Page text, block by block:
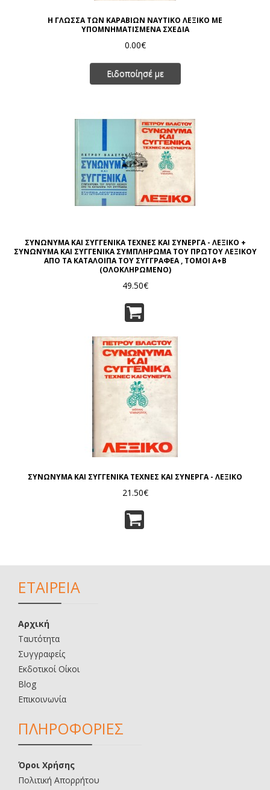
Η ΓΛΩΣΣΑ ΤΩΝ ΚΑΡΑΒΙΩΝ ΝΑΥΤΙΚΟ ΛΕΞΙΚΟ ΜΕ
ΥΠΟΜΝΗΜΑΤΙΣΜΕΝΑ ΣΧΕΔΙΑ
0.00€
Ειδοποίησέ με
ΣΥΝΩΝΥΜΑ ΚΑΙ ΣΥΓΓΕΝΙΚΑ ΤΕΧΝΕΣ ΚΑΙ ΣΥΝΕΡΓΑ - ΛΕΞΙΚΟ +
ΣΥΝΩΝΥΜΑ ΚΑΙ ΣΥΓΓΕΝΙΚΑ ΣΥΜΠΛΗΡΩΜΑ ΤΟΥ ΠΡΩΤΟΥ ΛΕΞΙΚΟΥ
ΑΠΟ ΤΑ ΚΑΤΑΛΟΙΠΑ ΤΟΥ ΣΥΓΓΡΑΦΕΑ , ΤΟΜΟΙ Α+Β
(ΟΛΟΚΛΗΡΩΜΕΝΟ)
49.50€
ΣΥΝΩΝΥΜΑ ΚΑΙ ΣΥΓΓΕΝΙΚΑ ΤΕΧΝΕΣ ΚΑΙ ΣΥΝΕΡΓΑ - ΛΕΞΙΚΟ
21.50€
ΕΤΑΙΡΕΙΑ
Αρχική
Ταυτότητα
Συγγραφείς
Εκδοτικοί Οίκοι
Blog
Επικοινωνία
ΠΛΗΡΟΦΟΡΙΕΣ
Όροι Χρήσης
Πολιτική Απορρήτου